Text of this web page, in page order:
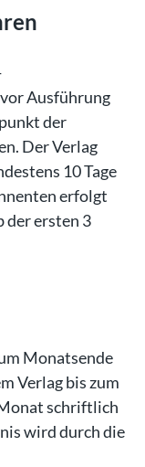
Ausführung
der
Der Verlag
10 Tage
erfolgt
der ersten 3
Monatsende
Verlag bis zum
schriftlich
wird durch die